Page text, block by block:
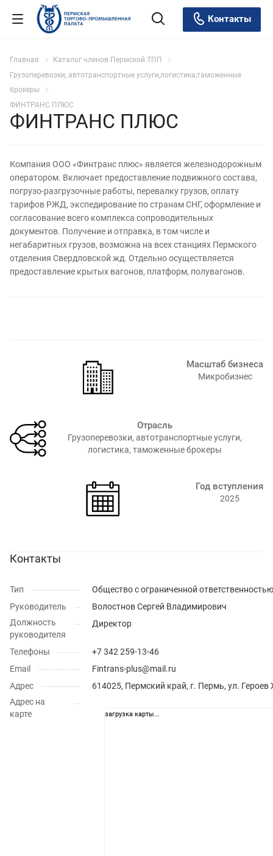
Контакты
Главная
Каталог членов Пермской ТПП
Грузоперевозки, автотранспортные услуги,логистика,таможенные
брокеры
ФИНТРАНС ПЛЮС
ФИНТРАНС ПЛЮС
Компания ООО «Финтранс плюс» является железнодорожным
оператором. Включает предоставление подвижного состава,
погрузо-разгрузочные работы, перевалку грузов, оплату
тарифов РЖД, экспедирование по странам СНГ, оформление и
согласование всего комплекса сопроводительных
документов. Получение и отправка, в том числе и
негабаритных грузов, возможна на всех станциях Пермского
отделения Свердловской жд. Отдельно осуществляется
предоставление крытых вагонов, платформ, полувагонов.
Масштаб бизнеса
Микробизнес
Отрасль
Грузоперевозки, автотранспортные услуги,
логистика, таможенные брокеры
Год вступления
2025
Контакты
Тип
Общество с ограниченной ответственностью
Руководитель
Волостнов Сергей Владимирович
Должность
руководителя
Директор
Телефоны
+7 342 259-13-46
Email
Fintrans-plus@mail.ru
Адрес
614025, Пермский край, г. Пермь, ул.
Адрес на
карте
загрузка карты...